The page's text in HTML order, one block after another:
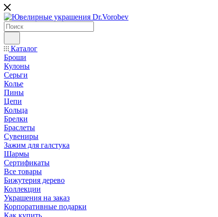
Каталог
Броши
Кулоны
Серьги
Колье
Пины
Цепи
Кольца
Брелки
Браслеты
Сувениры
Зажим для галстука
Шармы
Сертификаты
Все товары
Бижутерия дерево
Коллекции
Украшения на заказ
Корпоративные подарки
Как купить